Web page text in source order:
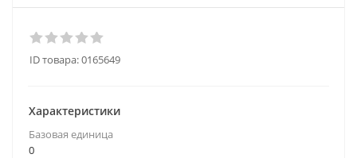
ID товара:0165649
Характеристики
Базовая единица
0